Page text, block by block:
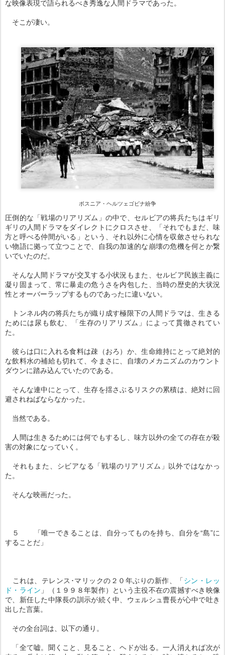
な映像表現で語られるべき秀逸な人間ドラマであった。
そこが凄い。
ボスニア・ヘルツェゴビナ紛争
圧倒的な「戦場のリアリズム」の中で、セルビアの将兵たちはギリ
ギリの人間ドラマをダイレクトにクロスさせ、「それでもまだ、味
方と呼べる仲間がいる」という、それ以外に心情を収斂させられな
い物語に拠って立つことで、自我の加速的な崩壊の危機を何とか繋
いでいたのだ。
そんな人間ドラマが交叉する小状況もまた、セルビア民族主義に
凝り固まって、常に暴走の危うさを内包した、当時の歴史的大状況
性とオーバーラップするものであったに違いない。
トンネル内の将兵たちが織り成す極限下の人間ドラマは、生きる
ためには尿も飲む、「生存のリアリズム」によって貫徹されてい
た。
彼らは口に入れる食料は疎（おろ）か、生命維持にとって絶対的
な飲料水の補給も切れて、今まさに、自壊のメカニズムのカウント
ダウンに踏み込んでいたのである。
そんな連中にとって、生存を揺さぶるリスクの累積は、絶対に回
避されねばならなかった。
当然である。
人間は生きるためには何でもするし、味方以外の全ての存在が殺
害の対象になっていく。
それもまた、シビアなる「戦場のリアリズム」以外ではなかっ
た。
そんな映画だった。
５ 「唯一できることは、自分ってものを持ち、自分を“島”に
することだ」
これは、テレンス･マリックの２０年ぶりの新作、「シン・レッ
ド・ライン 」（１９９８年製作）という主役不在の震撼すべき映像
で、新任した中隊長の訓示が続く中、ウェルシュ曹長が心中で吐き
出した言葉。
その全台詞は、以下の通り。
「全て嘘。聞くこと、見ること、ヘドが出る。一人消えれば次が